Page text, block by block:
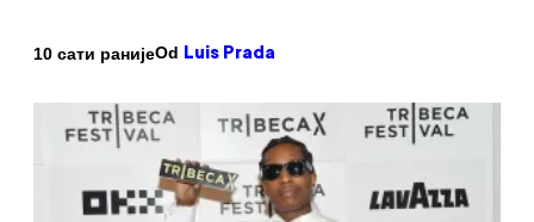
10 сати ранијеOd Luis Prada